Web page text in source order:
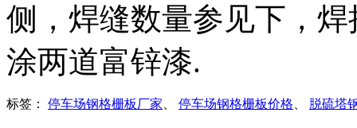
侧，焊缝数量参见下，
涂两道富锌漆.
标签： 停车场钢格栅板厂家 停车场钢格栅板价格 脱硫塔